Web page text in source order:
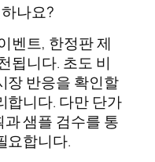
나요?
벤트, 한정판 제
됩니다. 초도 비
장 반응을 확인할
합니다. 다만 단가
샘플 검수를 통
요합니다.